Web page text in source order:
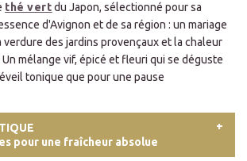
thé vertdu Japon, sélectionné pour sa
d'Avignon et de sa région : un mariage
verdure des jardins provençaux et la chaleur
mélange vif, épicé et fleuri qui se déguste
tonique que pour une pause
pour une fraîcheur absolue